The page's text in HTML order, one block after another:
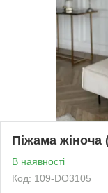
Піжама
В наявності
Код: 109-DO3105